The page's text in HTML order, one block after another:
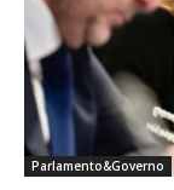
Parlamento&Governo